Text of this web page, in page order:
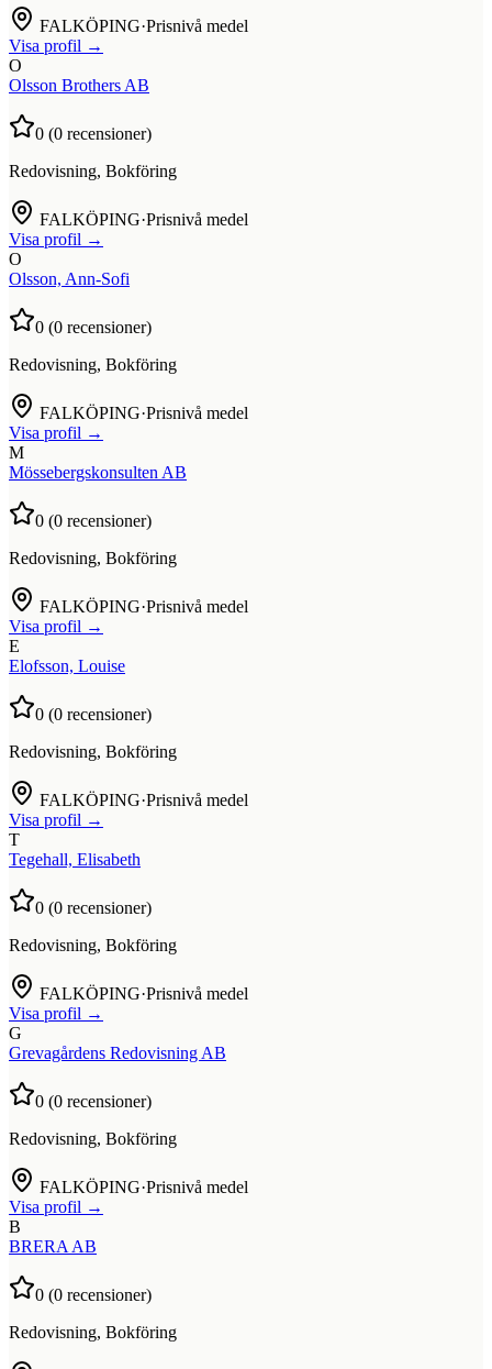
FALKÖPING·Prisnivå medel
Visa profil →
O
Olsson Brothers AB
0 (0 recensioner)
Redovisning, Bokföring
FALKÖPING·Prisnivå medel
Visa profil →
O
Olsson, Ann-Sofi
0 (0 recensioner)
Redovisning, Bokföring
FALKÖPING·Prisnivå medel
Visa profil →
M
Mössebergskonsulten AB
0 (0 recensioner)
Redovisning, Bokföring
FALKÖPING·Prisnivå medel
Visa profil →
E
Elofsson, Louise
0 (0 recensioner)
Redovisning, Bokföring
FALKÖPING·Prisnivå medel
Visa profil →
T
Tegehall, Elisabeth
0 (0 recensioner)
Redovisning, Bokföring
FALKÖPING·Prisnivå medel
Visa profil →
G
Grevagårdens Redovisning AB
0 (0 recensioner)
Redovisning, Bokföring
FALKÖPING·Prisnivå medel
Visa profil →
B
BRERA AB
0 (0 recensioner)
Redovisning, Bokföring